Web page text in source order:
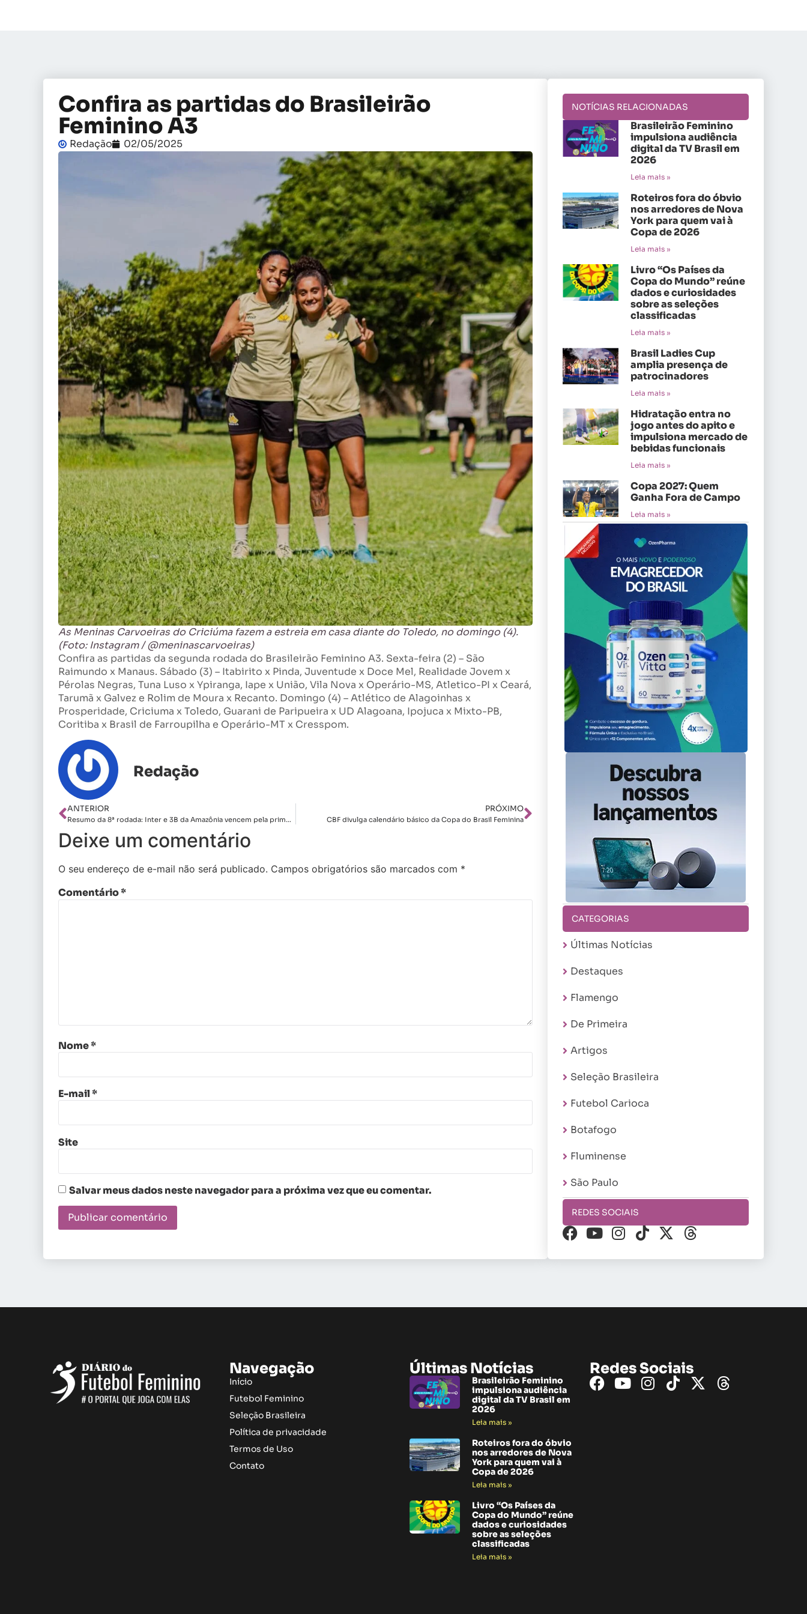
Confira as partidas do Brasileirão
Feminino A3
Redação 02/05/2025
As Meninas Carvoeiras do Criciúma fazem a estreia em casa diante do Toledo, no domingo (4).
(Foto: Instagram / @meninascarvoeiras)
Confira as partidas da segunda rodada do Brasileirão Feminino A3. Sexta-feira (2) – São
Raimundo x Manaus. Sábado (3) – Itabirito x Pinda, Juventude x Doce Mel, Realidade Jovem x
Pérolas Negras, Tuna Luso x Ypiranga, Iape x União, Vila Nova x Operário-MS, Atletico-PI x Ceará,
Tarumã x Galvez e Rolim de Moura x Recanto. Domingo (4) – Atlético de Alagoinhas x
Prosperidade, Criciuma x Toledo, Guarani de Paripueira x UD Alagoana, Ipojuca x Mixto-PB,
Coritiba x Brasil de Farroupilha e Operário-MT x Cresspom.
Redação
ANTERIOR
Resumo da 8ª rodada: Inter e 3B da Amazônia vencem pela primeira vez
PRÓXIMO
CBF divulga calendário básico da Copa do Brasil Feminina
Deixe um comentário
O seu endereço de e-mail não será publicado. Campos obrigatórios são marcados com *
Comentário*
Nome*
E-mail*
Site
Salvar meus dados neste navegador para a próxima vez que eu comentar.
NOTÍCIAS RELACIONADAS
Brasileirão Feminino
impulsiona audiência
digital da TV Brasil em
2026
Leia mais »
Roteiros fora do óbvio
nos arredores de Nova
York para quem vai à
Copa de 2026
Leia mais »
Livro “Os Países da
Copa do Mundo” reúne
dados e curiosidades
sobre as seleções
classificadas
Leia mais »
Brasil Ladies Cup
amplia presença de
patrocinadores
Leia mais »
Hidratação entra no
jogo antes do apito e
impulsiona mercado de
bebidas funcionais
Leia mais »
Copa 2027: Quem
Ganha Fora de Campo
Leia mais »
CATEGORIAS
Últimas Notícias
Destaques
Flamengo
De Primeira
Artigos
Seleção Brasileira
Futebol Carioca
Botafogo
Fluminense
São Paulo
REDES SOCIAIS
Navegação
Início
Futebol Feminino
Seleção Brasileira
Política de privacidade
Termos de Uso
Contato
Últimas Notícias
Brasileirão Feminino
impulsiona audiência
digital da TV Brasil em
2026
Leia mais »
Roteiros fora do óbvio
nos arredores de Nova
York para quem vai à
Copa de 2026
Leia mais »
Livro “Os Países da
Copa do Mundo” reúne
dados e curiosidades
sobre as seleções
classificadas
Leia mais »
Redes Sociais